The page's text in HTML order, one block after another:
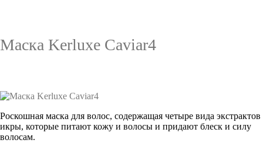
Маска Kerluxe Caviar4
Роскошная маска для волос, содержащая четыре вида экстрактов
икры, которые питают кожу и волосы и придают блеск и силу
волосам.